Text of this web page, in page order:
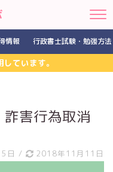
情報 行政書士試験・勉強方
ています。
害行為取消
日 / 2018年11月11日